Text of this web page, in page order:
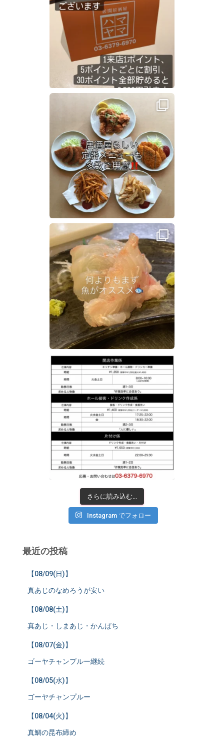
さらに読み込む...
Instagram でフォロー
最近の投稿
【08/09(日)】
真あじのなめろうが安い
【08/08(土)】
真あじ・しまあじ・かんぱち
【08/07(金)】
ゴーヤチャンプルー継続
【08/05(水)】
ゴーヤチャンプルー
【08/04(火)】
真鯛の昆布締め